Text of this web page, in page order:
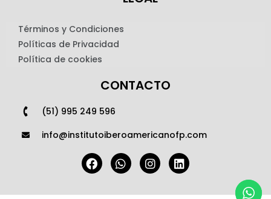
Términos y Condiciones
Políticas de Privacidad
Política de cookies
CONTACTO
(51) 995 249 596
info@institutoiberoamericanofp.com